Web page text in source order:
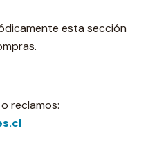
esta sección
reclamos: